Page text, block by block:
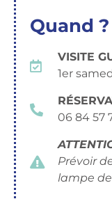
Quand ?
VISITE
1er
06 84 57
Prévoir
lampe